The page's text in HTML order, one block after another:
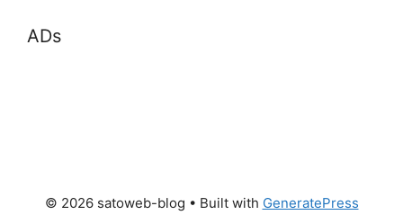
ADs
© 2026 satoweb-blog • Built with GeneratePress